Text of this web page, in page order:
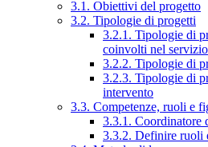
3.1. Obiettivi del progetto
3.2. Tipologie di progetti
3.2.1. Tipologie di
coinvolti nel servizio
3.2.2. Tipologie di
3.2.3. Tipologie di
intervento
3.3. Competenze, ruoli e
3.3.1. Coordinatore
3.3.2. Definire ruoli